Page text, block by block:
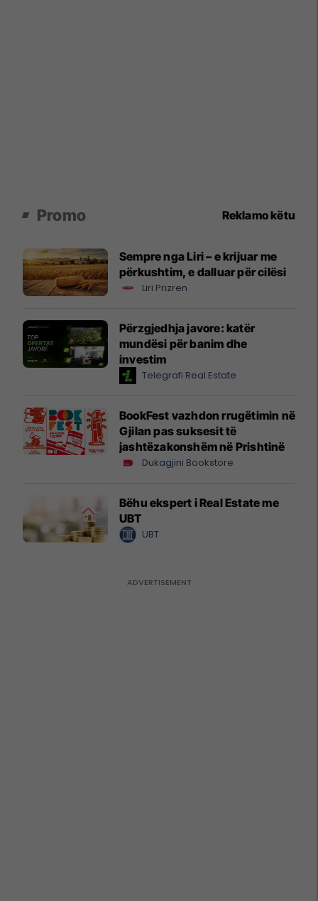
Promo Reklamo këtu
Sempre nga Liri – e krijuar me
përkushtim, e dalluar për cilësi
Liri Prizren
Përzgjedhja javore: katër
mundësi për banim dhe
investim
Telegrafi Real Estate
BookFest vazhdon rrugëtimin në
Gjilan pas suksesit të
jashtëzakonshëm në Prishtinë
Dukagjini Bookstore
Bëhu ekspert i Real Estate me
UBT
UBT